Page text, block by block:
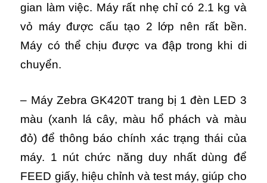
gian làm việc. Máy rất nhẹ chỉ có 2.1 kg và
vỏ máy được cấu tạo 2 lớp nên rất bền.
Máy có thể chịu được va đập trong khi di
chuyển.
– Máy Zebra GK420T trang bị 1 đèn LED 3
màu (xanh lá cây, màu hổ phách và màu
đỏ) để thông báo chính xác trạng thái của
máy. 1 nút chức năng duy nhất dùng để
FEED giấy, hiệu chỉnh và test máy, giúp cho